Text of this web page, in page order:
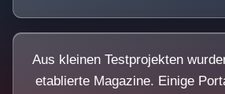
Aus kleinen Testprojekten
etablierte Magazine. Einige